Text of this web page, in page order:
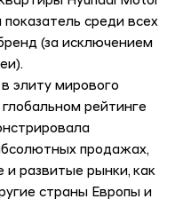
среди всех
(за исключением
элиту мирового
рейтинге
продажах,
и развитые рынки, как
страны Европы и